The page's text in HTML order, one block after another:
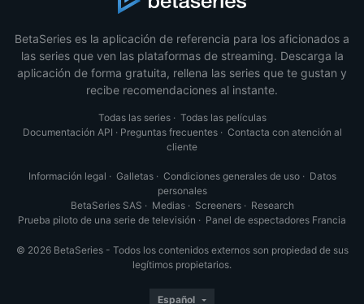
BetaSeries es la aplicación de referencia para los aficionados a
las series que ven las plataformas de streaming. Descarga la
aplicación de forma gratuita, rellena las series que te gustan y
recibe recomendaciones al instante.
Todas las series· Todas las películas
Documentación API · Preguntas frecuentes· Contacta con atención al
cliente
Información legal · Galletas· Condiciones generales de uso· Datos
personales
BetaSeries SAS · Medias· Screeners· Research
Prueba piloto de una serie de televisión · Panel de espectadores Francia
© 2026 BetaSeries - Todos los contenidos externos son propiedad de sus
legítimos propietarios.
Español